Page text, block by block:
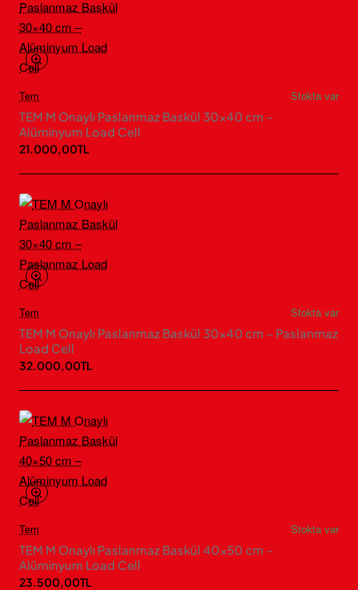
Tem
Stokta var
TEM M Onaylı Paslanmaz Baskül 30×40 cm –
Alüminyum Load Cell
21.000,00TL
Tem
Stokta var
TEM M Onaylı Paslanmaz Baskül 30×40 cm – Paslanmaz
Load Cell
32.000,00TL
Tem
Stokta var
TEM M Onaylı Paslanmaz Baskül 40×50 cm –
Alüminyum Load Cell
23.500,00TL